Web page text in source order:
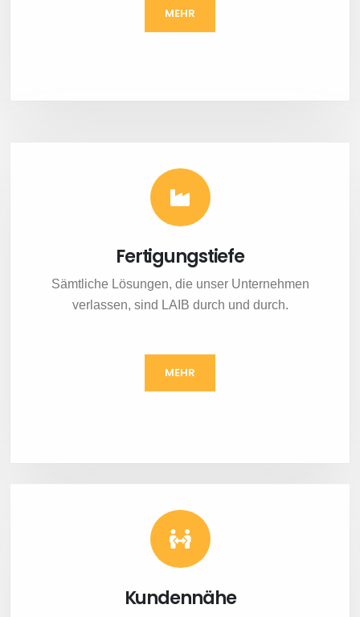
MEHR
Fertigungstiefe
Sämtliche Lösungen, die unser Unternehmen
verlassen, sind LAIB durch und durch.
MEHR
Kundennähe